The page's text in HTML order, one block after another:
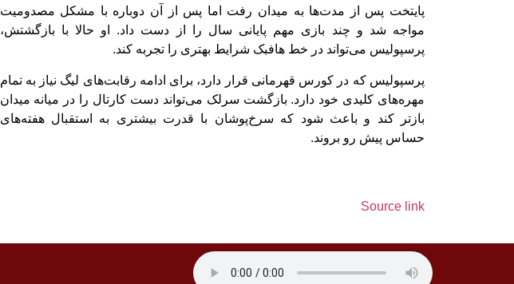
پایتخت پس از مدت‌ها به میدان رفت اما پس از آن دوباره با مشکل مصدومیت
مواجه شد و چند بازی مهم پایانی سال را از دست داد. او حالا با بازگشتش،
پرسپولیس می‌تواند در خط هافبک شرایط بهتری را تجربه کند.
پرسپولیس که در کورس قهرمانی قرار دارد، برای ادامه رقابت‌های لیگ نیاز به تمام
مهره‌های کلیدی خود دارد. بازگشت سرلک می‌تواند دست کارتال را در میانه میدان
بازتر کند و باعث شود که سرخ‌پوشان با قدرت بیشتری به استقبال هفته‌های
حساس پیش‌ رو بروند.
Source link